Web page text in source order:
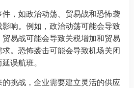
，如政治动荡、贸易战和恐怖袭
响。例如，政治动荡可能会导致
易战可能会导致关税增加和贸易
。恐怖袭击可能会导致机场关闭
误航班。
挑战，企业需要建立灵活的供应